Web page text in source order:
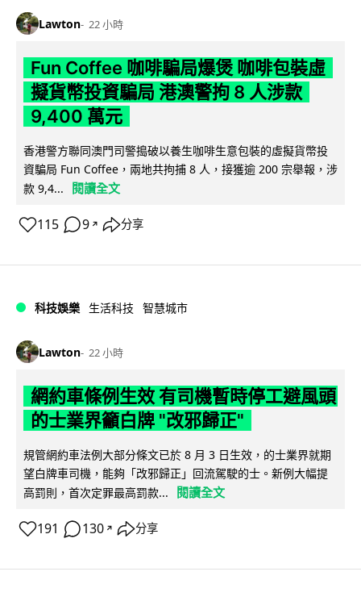
Lawton 22 小時
Fun Coffee 咖啡騙局爆煲 咖啡包裝虛
擬貨幣投資騙局 港澳警拘 8 人涉款
9,400 萬元
香港警方聯同澳門司警搗破以養生咖啡生意包裝的虛擬貨幣投
資騙局 Fun Coffee，兩地共拘捕 8 人，接獲逾 200 宗舉報，涉
款 9,4...
閱讀全文
115 9 ↗ 分享
科技娛樂 生活科技 智慧城市
Lawton 22 小時
網約車條例生效 有司機暫時停工避風頭
的士業界籲白牌 "改邪歸正"
規管網約車法例大部分條文已於 8 月 3 日生效，的士業界就期
望白牌車司機，能夠「改邪歸正」回流駕駛的士。新例大幅提
高罰則，首次定罪最高罰款...
閱讀全文
191 130 ↗ 分享